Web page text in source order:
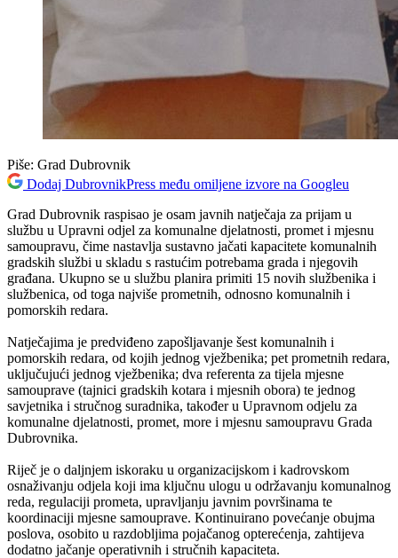
Piše: Grad Dubrovnik
Dodaj DubrovnikPress među omiljene izvore na Googleu
Grad Dubrovnik raspisao je osam javnih natječaja za prijam u
službu u Upravni odjel za komunalne djelatnosti, promet i mjesnu
samoupravu, čime nastavlja sustavno jačati kapacitete komunalnih
gradskih službi u skladu s rastućim potrebama grada i njegovih
građana. Ukupno se u službu planira primiti 15 novih službenika i
službenica, od toga najviše prometnih, odnosno komunalnih i
pomorskih redara.
Natječajima je predviđeno zapošljavanje šest komunalnih i
pomorskih redara, od kojih jednog vježbenika; pet prometnih redara,
uključujući jednog vježbenika; dva referenta za tijela mjesne
samouprave (tajnici gradskih kotara i mjesnih obora) te jednog
savjetnika i stručnog suradnika, također u Upravnom odjelu za
komunalne djelatnosti, promet, more i mjesnu samoupravu Grada
Dubrovnika.
Riječ je o daljnjem iskoraku u organizacijskom i kadrovskom
osnaživanju odjela koji ima ključnu ulogu u održavanju komunalnog
reda, regulaciji prometa, upravljanju javnim površinama te
koordinaciji mjesne samouprave. Kontinuirano povećanje obujma
poslova, osobito u razdobljima pojačanog opterećenja, zahtijeva
dodatno jačanje operativnih i stručnih kapaciteta.